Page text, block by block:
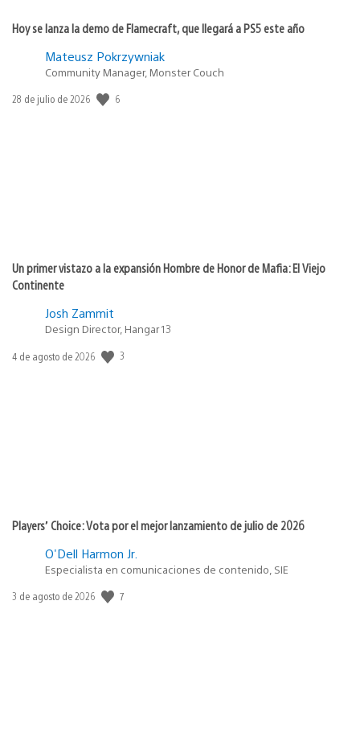
Hoy se lanza la demo de Flamecraft, que llegará a PS5 este año
Mateusz Pokrzywniak
Community Manager, Monster Couch
Fecha
28 de julio de 2026 6
Un primer vistazo a la expansión Hombre de Honor de Mafia: El Viejo
Continente
Josh Zammit
Design Director, Hangar 13
Fecha
4 de agosto de 2026 3
Players’ Choice: Vota por el mejor lanzamiento de julio de 2026
O'Dell Harmon Jr.
Especialista en comunicaciones de contenido, SIE
Fecha
3 de agosto de 2026 7